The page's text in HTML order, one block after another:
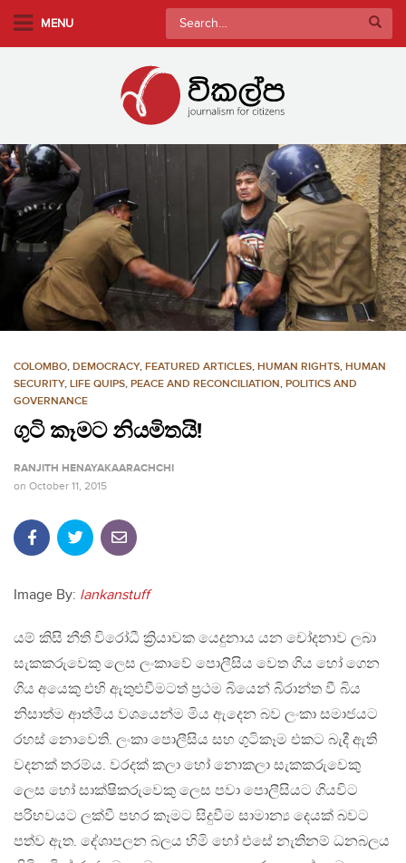
m
a
i
c
e
MENU
Search
for:
COLOMBO, DEMOCRACY, FEATURED ARTICLES, HUMAN RIGHTS, HUMAN
SECURITY, LIFE QUIPS, PEACE AND RECONCILIATION, POLITICS AND
GOVERNANCE
ගුටි කෑමට නියමිතයි!
RANJITH HENAYAKAARACHCHI
on October 11, 2015
Image By: lankanstuff
යම් කිසි නීති විරෝධී ක්‍රියාවක යෙදුනාය යන චෝදනාව ලබා
සැකකරුවෙකු ලෙස ලංකාවේ පොලීසිය වෙත ගිය හෝ ගෙන
ගිය අයෙකු එහි ඇතුළුවීමටත් ප්‍රථම බියෙන් බිරාන්ත වී බිය
නිසාත්ම ආත්මීය වශයෙන්ම මිය ඇදෙන බව ලංකා සමාජයට
රහස් නොවෙති. ලංකා පොලීසිය සහ ගුටිකෑම එකට බැදී ඇති
වදනක් තරම්ය. වරදක් කලා හෝ නොකලා සැකකරුවෙකු
ලෙස හෝ සාක්ෂිකරුවෙකු ලෙස පවා පොලීසියට ගියවිට
පරිභවයට ලක්වී පහර කෑමට සිදුවීම සාමාන්‍ය දෙයක් බවට
පත්ව ඇත. දේශාපලන බලය හිමි හෝ එසේ නැතිනම් ධනබලය